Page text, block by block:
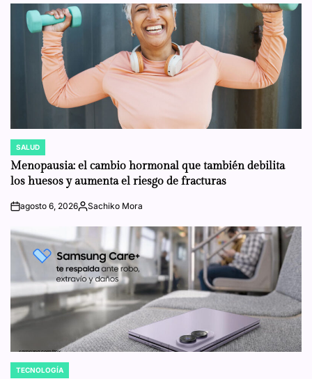
POSTED
IN
SALUD
Menopausia: el cambio hormonal que también debilita
los huesos y aumenta el riesgo de fracturas
onagosto 6, 2026Posted
Sachiko Mora
POSTED
TECNOLOGÍA